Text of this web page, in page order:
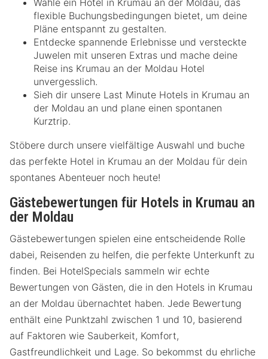
flexible Buchungsbedingungen bietet, um deine
Pläne entspannt zu gestalten.
Entdecke spannende Erlebnisse und versteckte
Juwelen mit unseren Extras und mache deine
Reise ins Krumau an der Moldau Hotel
unvergesslich.
Sieh dir unsere Last Minute Hotels in Krumau an
der Moldau an und plane einen spontanen
Kurztrip.
Stöbere durch unsere vielfältige Auswahl und buche
das perfekte Hotel in Krumau an der Moldau für dein
spontanes Abenteuer noch heute!
Gästebewertungen für Hotels in Krumau an
der Moldau
Gästebewertungen spielen eine entscheidende Rolle
dabei, Reisenden zu helfen, die perfekte Unterkunft zu
finden. Bei HotelSpecials sammeln wir echte
Bewertungen von Gästen, die in den Hotels in Krumau
an der Moldau übernachtet haben. Jede Bewertung
enthält eine Punktzahl zwischen 1 und 10, basierend
auf Faktoren wie Sauberkeit, Komfort,
Gastfreundlichkeit und Lage. So bekommst du ehrliche